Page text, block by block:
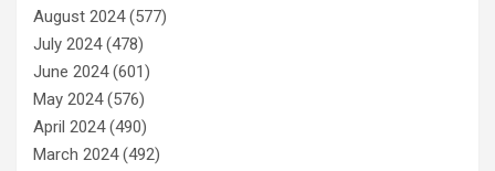
August 2024(577)
July 2024(478)
June 2024(601)
May 2024(576)
April 2024(490)
March 2024(492)